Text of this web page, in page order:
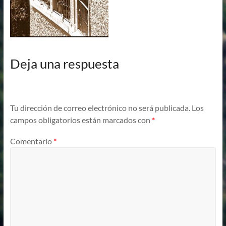
Deja una respuesta
Tu dirección de correo electrónico no será publicada. Los
campos obligatorios están marcados con *
Comentario *